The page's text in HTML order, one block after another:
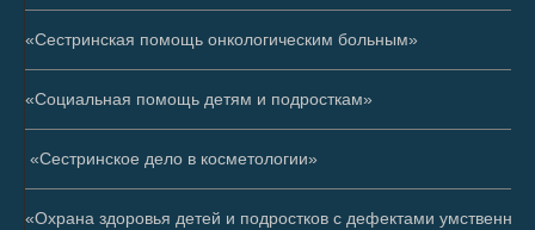
«Сестринская помощь онкологическим больным»
«Социальная помощь детям и подросткам»
«Сестринское дело в косметологии»
«Охрана здоровья детей и подростков с дефектами